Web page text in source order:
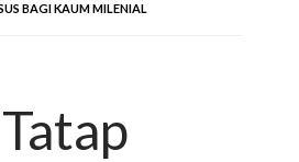
BAGI KAUM MILENIAL